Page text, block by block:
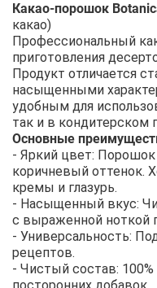
Какао-порошок
какао)
Профессиональный
приготовления
Продукт отличается
насыщенными
удобным для
так и в кондитерском
Основные
- Яркий цвет: Порошок
коричневый оттенок.
кремы и глазурь.
- Насыщенный вкус:
с выраженной ноткой
- Универсальность:
рецептов.
- Чистый состав: 100%